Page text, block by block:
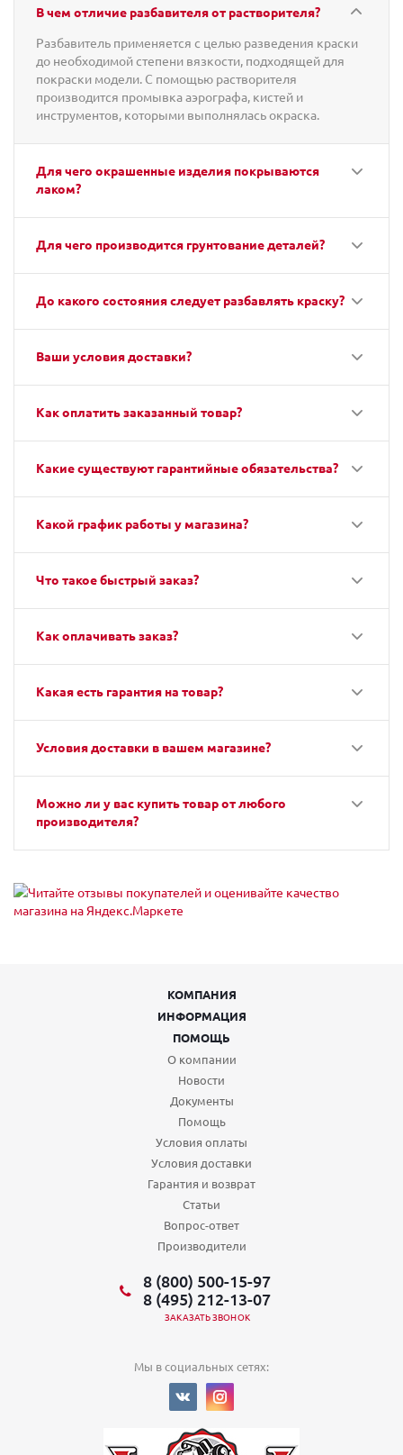
В чем отличие разбавителя от растворителя?
Разбавитель применяется с целью разведения краски
до необходимой степени вязкости, подходящей для
покраски модели. С помощью растворителя
производится промывка аэрографа, кистей и
инструментов, которыми выполнялась окраска.
Для чего окрашенные изделия покрываются
лаком?
Для чего производится грунтование деталей?
До какого состояния следует разбавлять краску?
Ваши условия доставки?
Как оплатить заказанный товар?
Какие существуют гарантийные обязательства?
Какой график работы у магазина?
Что такое быстрый заказ?
Как оплачивать заказ?
Какая есть гарантия на товар?
Условия доставки в вашем магазине?
Можно ли у вас купить товар от любого
производителя?
КОМПАНИЯ
ИНФОРМАЦИЯ
ПОМОЩЬ
О компании
Новости
Документы
Помощь
Условия оплаты
Условия доставки
Гарантия и возврат
Статьи
Вопрос-ответ
Производители
8 (800) 500-15-97
8 (495) 212-13-07
ЗАКАЗАТЬ ЗВОНОК
Мы в социальных сетях: